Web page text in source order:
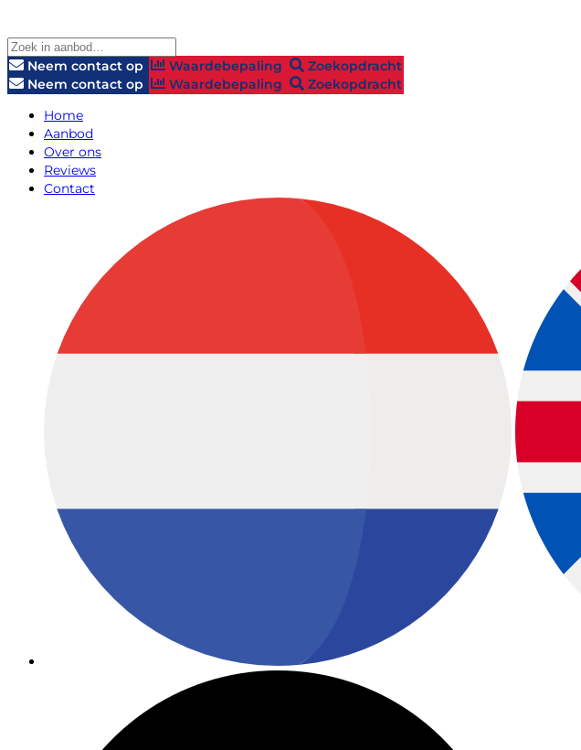
Neem contact op Waardebepaling
Zoekopdracht
Neem contact op
Waardebepaling
Zoekopdracht
Home
Aanbod
Over ons
Reviews
Contact